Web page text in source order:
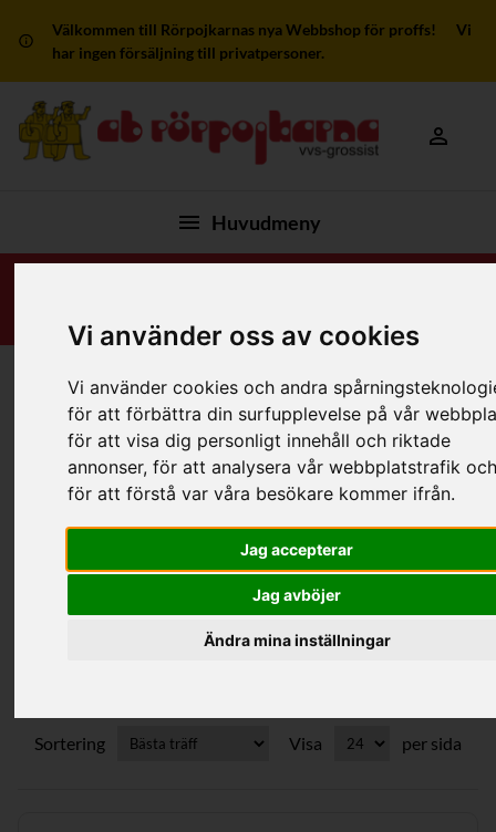
Vi använder oss av cookies
Vi använder cookies och andra
för att förbättra din surfupplevelse på vår
för att visa dig personligt innehåll och riktade
annonser, för att analysera vår webbplatstrafik
för att förstå var våra besökare kommer ifrån.
Jag accepterar
Jag avböjer
Ändra mina inställningar
Välkommen till Rörpojkarnas nya Webbshop för proffs! Vi
har ingen försäljning till privatpersoner.
Mitt
Huvudmeny
Produkter / Plaströr - Övriga / Uponor Mlc Rör
Filter
Kategorier
Uponor Mlc Rör
Sortering Visa per sida